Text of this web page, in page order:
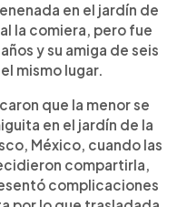
en el jardín de
la comiera, pero fue
y su amiga de seis
mismo lugar.
que la menor se
en el jardín de la
México, cuando las
compartirla,
complicaciones